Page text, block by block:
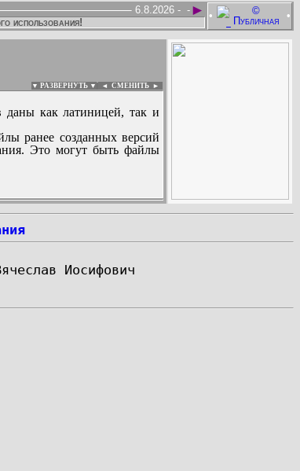
• •
►
-
6.8.2026 -
использования!
▼ РАЗВЕРНУТЬ ▼ ◄ СМЕНИТЬ ►
даны как латиницей, так и
ранее созданных версий
Это могут быть файлы
: